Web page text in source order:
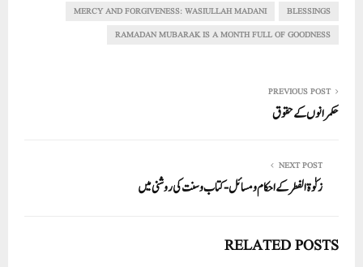
A
pp
ok
r
In BLESSINGS
MERCY AND FORGIVENESS: WASIULLAH MADANI
RAMADAN MUBARAK IS A MONTH FULL OF GOODNESS
PREVIOUS POST
حکمرانوں کے حقوق
NEXT POST
زکوٰۃ الفطر کے احکام ومسائل- کتاب وسنت کی روشنی میں
RELATED POSTS